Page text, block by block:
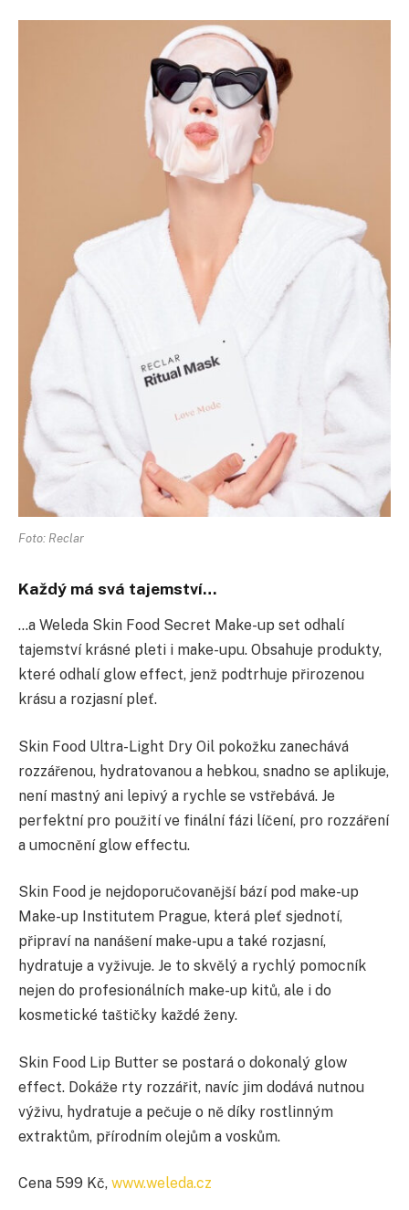
Foto: Reclar
Každý má svá tajemství…
…a Weleda Skin Food Secret Make-up set odhalí
tajemství krásné pleti i make-upu. Obsahuje produkty,
které odhalí glow effect, jenž podtrhuje přirozenou
krásu a rozjasní pleť.
Skin Food Ultra-Light Dry Oil pokožku zanechává
rozzářenou, hydratovanou a hebkou, snadno se aplikuje,
není mastný ani lepivý a rychle se vstřebává. Je
perfektní pro použití ve finální fázi líčení, pro rozzáření
a umocnění glow effectu.
Skin Food je nejdoporučovanější bází pod make-up
Make-up Institutem Prague, která pleť sjednotí,
připraví na nanášení make-upu a také rozjasní,
hydratuje a vyživuje. Je to skvělý a rychlý pomocník
nejen do profesionálních make-up kitů, ale i do
kosmetické taštičky každé ženy.
Skin Food Lip Butter se postará o dokonalý glow
effect. Dokáže rty rozzářit, navíc jim dodává nutnou
výživu, hydratuje a pečuje o ně díky rostlinným
extraktům, přírodním olejům a voskům.
Cena 599 Kč, www.weleda.cz